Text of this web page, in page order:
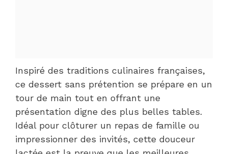
Inspiré des traditions culinaires françaises,
ce dessert sans prétention se prépare en un
tour de main tout en offrant une
présentation digne des plus belles tables.
Idéal pour clôturer un repas de famille ou
impressionner des invités, cette douceur